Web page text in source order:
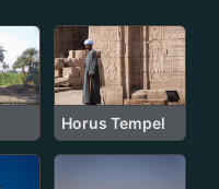
Horus Tempel